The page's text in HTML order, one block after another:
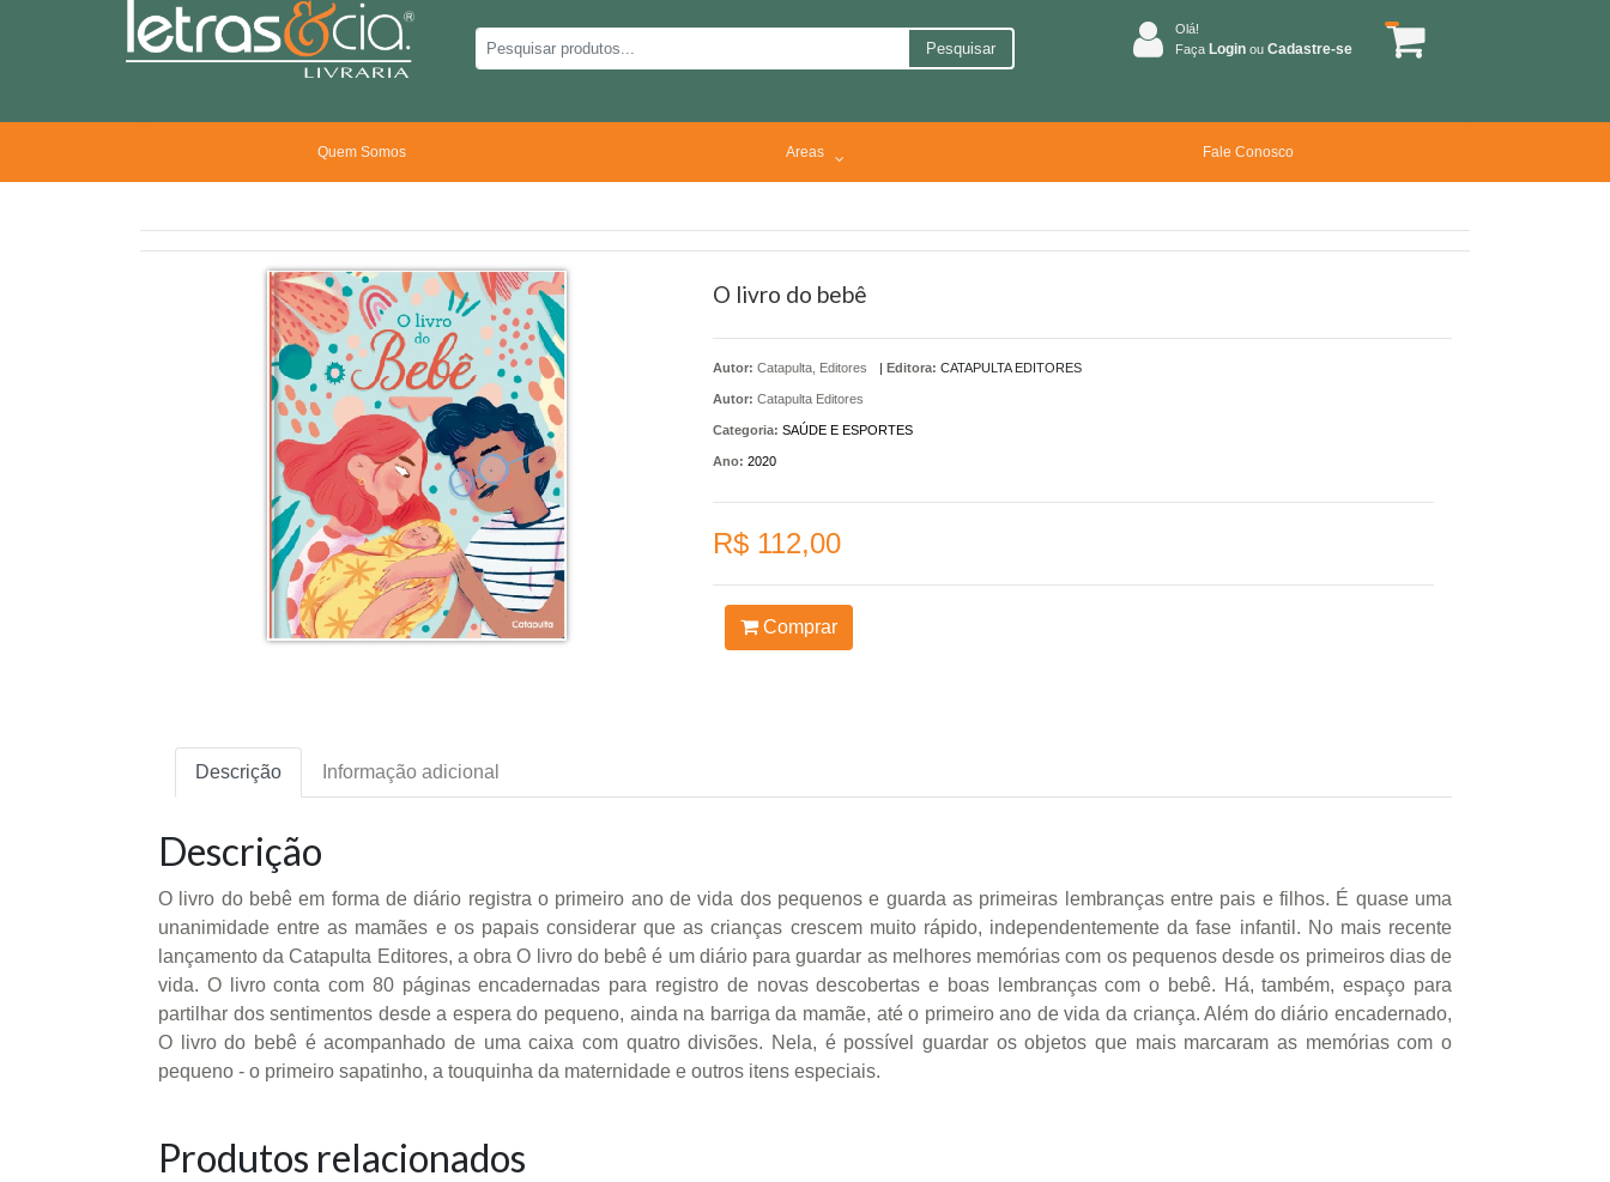
Pesquisar
Olá!
Faça Login ou Cadastre-se
Quem Somos Areas Fale Conosco
O livro do bebê
Autor: Catapulta, Editores
Autor: Catapulta Editores
| Editora: CATAPULTA EDITORES
Categoria: SAÚDE E ESPORTES
Ano: 2020
R$ 112,00
Comprar
Descrição Informação adicional
Descrição
O livro do bebê em forma de diário registra o primeiro ano de vida dos pequenos e guarda as primeiras lembranças entre pais e filhos. É quase uma
unanimidade entre as mamães e os papais considerar que as crianças crescem muito rápido, independentemente da fase infantil. No mais recente
lançamento da Catapulta Editores, a obra O livro do bebê é um diário para guardar as melhores memórias com os pequenos desde os primeiros dias de
vida. O livro conta com 80 páginas encadernadas para registro de novas descobertas e boas lembranças com o bebê. Há, também, espaço para
partilhar dos sentimentos desde a espera do pequeno, ainda na barriga da mamãe, até o primeiro ano de vida da criança. Além do diário encadernado,
O livro do bebê é acompanhado de uma caixa com quatro divisões. Nela, é possível guardar os objetos que mais marcaram as memórias com o
pequeno - o primeiro sapatinho, a touquinha da maternidade e outros itens especiais.
Produtos relacionados